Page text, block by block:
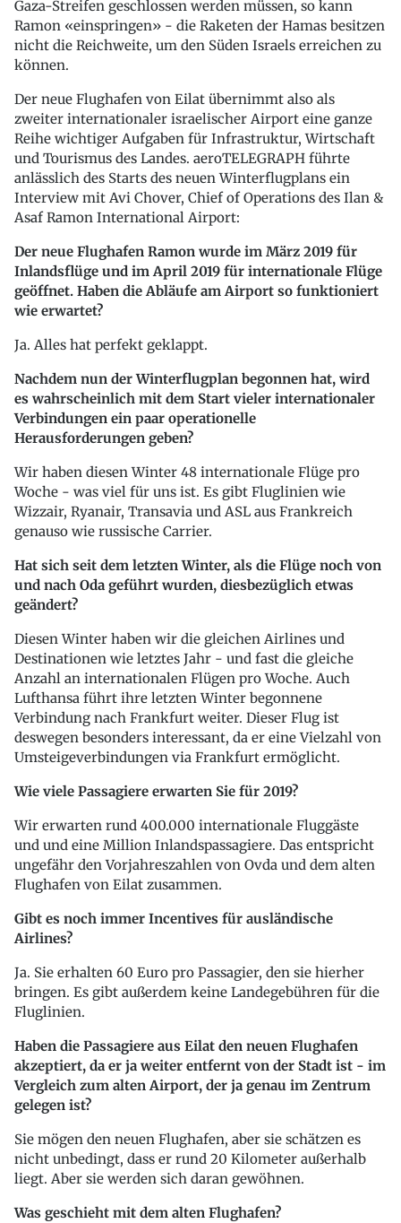
Gaza-Streifen geschlossen werden müssen, so kann
Ramon «einspringen» - die Raketen der Hamas besitzen
nicht die Reichweite, um den Süden Israels erreichen zu
können.
Der neue Flughafen von Eilat übernimmt also als
zweiter internationaler israelischer Airport eine ganze
Reihe wichtiger Aufgaben für Infrastruktur, Wirtschaft
und Tourismus des Landes. aeroTELEGRAPH führte
anlässlich des Starts des neuen Winterflugplans ein
Interview mit Avi Chover, Chief of Operations des Ilan &
Asaf Ramon International Airport:
Der neue Flughafen Ramon wurde im März 2019 für
Inlandsflüge und im April 2019 für internationale Flüge
geöffnet. Haben die Abläufe am Airport so funktioniert
wie erwartet?
Ja. Alles hat perfekt geklappt.
Nachdem nun der Winterflugplan begonnen hat, wird
es wahrscheinlich mit dem Start vieler internationaler
Verbindungen ein paar operationelle
Herausforderungen geben?
Wir haben diesen Winter 48 internationale Flüge pro
Woche - was viel für uns ist. Es gibt Fluglinien wie
Wizzair, Ryanair, Transavia und ASL aus Frankreich
genauso wie russische Carrier.
Hat sich seit dem letzten Winter, als die Flüge noch von
und nach Oda geführt wurden, diesbezüglich etwas
geändert?
Diesen Winter haben wir die gleichen Airlines und
Destinationen wie letztes Jahr - und fast die gleiche
Anzahl an internationalen Flügen pro Woche. Auch
Lufthansa führt ihre letzten Winter begonnene
Verbindung nach Frankfurt weiter. Dieser Flug ist
deswegen besonders interessant, da er eine Vielzahl von
Umsteigeverbindungen via Frankfurt ermöglicht.
Wie viele Passagiere erwarten Sie für 2019?
Wir erwarten rund 400.000 internationale Fluggäste
und und eine Million Inlandspassagiere. Das entspricht
ungefähr den Vorjahreszahlen von Ovda und dem alten
Flughafen von Eilat zusammen.
Gibt es noch immer Incentives für ausländische
Airlines?
Ja. Sie erhalten 60 Euro pro Passagier, den sie hierher
bringen. Es gibt außerdem keine Landegebühren für die
Fluglinien.
Haben die Passagiere aus Eilat den neuen Flughafen
akzeptiert, da er ja weiter entfernt von der Stadt ist - im
Vergleich zum alten Airport, der ja genau im Zentrum
gelegen ist?
Sie mögen den neuen Flughafen, aber sie schätzen es
nicht unbedingt, dass er rund 20 Kilometer außerhalb
liegt. Aber sie werden sich daran gewöhnen.
Was geschieht mit dem alten Flughafen?